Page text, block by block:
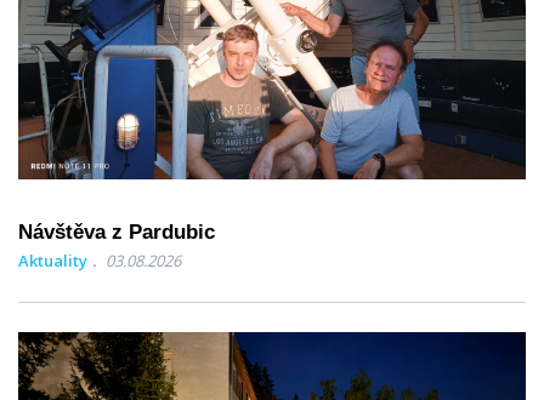
Návštěva z Pardubic
Aktuality 03.08.2026